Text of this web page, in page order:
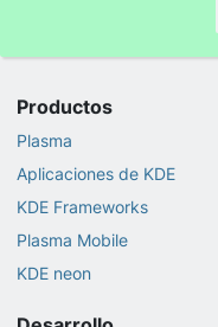
Productos
Plasma
Aplicaciones de KDE
KDE Frameworks
Plasma Mobile
KDE neon